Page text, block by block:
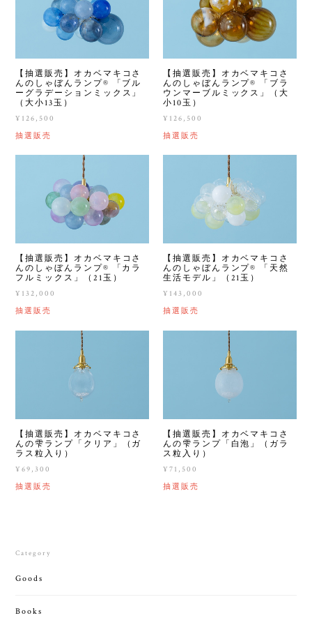
【抽選販売】オカベマキコさ
んのしゃぼんランプ®︎ 「ブル
ーグラデーションミックス」
（大小13玉）
¥126,500
抽選販売
【抽選販売】オカベマキコさ
んのしゃぼんランプ®︎ 「ブラ
ウンマーブルミックス」（大
小10玉）
¥126,500
抽選販売
【抽選販売】オカベマキコさ
んのしゃぼんランプ®︎ 「カラ
フルミックス」（21玉）
¥132,000
抽選販売
【抽選販売】オカベマキコさ
んのしゃぼんランプ®︎ 「天然
生活モデル」（21玉）
¥143,000
抽選販売
【抽選販売】オカベマキコさ
んの雫ランプ「クリア」（ガ
ラス粒入り）
¥69,300
抽選販売
【抽選販売】オカベマキコさ
んの雫ランプ「白泡」（ガラ
ス粒入り）
¥71,500
抽選販売
Category
Goods
Books